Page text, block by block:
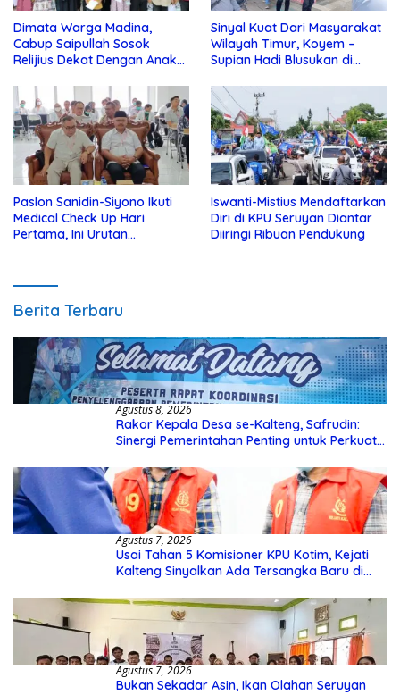
Dimata Warga Madina,
Cabup Saipullah Sosok
Relijius Dekat Dengan Anak
Sinyal Kuat Dari Masyarakat
Wilayah Timur, Koyem –
Supian Hadi Blusukan di
Paslon Sanidin-Siyono Ikuti
Medical Check Up Hari
Pertama, Ini Urutan
Iswanti-Mistius Mendaftarkan
Diri di KPU Seruyan Diantar
Diiringi Ribuan Pendukung
Berita Terbaru
Agustus 8, 2026
Rakor Kepala Desa se-Kalteng, Safrudin:
Sinergi Pemerintahan Penting untuk Perkuat
Agustus 7, 2026
Usai Tahan 5 Komisioner KPU Kotim, Kejati
Kalteng Sinyalkan Ada Tersangka Baru di
Agustus 7, 2026
Bukan Sekadar Asin, Ikan Olahan Seruyan